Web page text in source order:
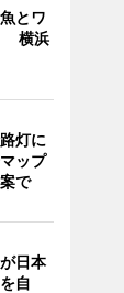
とワ
横浜
灯に
ップ
で
日本
自